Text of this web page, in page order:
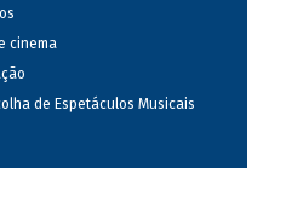
cinema
de Espetáculos Musicais